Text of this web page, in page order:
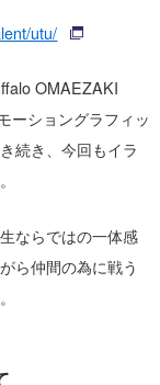
utu/
OMAEZAKI
ーショングラフィッ
続き、今回もイラ
ならではの一体感
ら仲間の為に戦う